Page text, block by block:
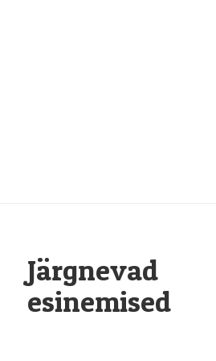
Järgnevad
esinemised